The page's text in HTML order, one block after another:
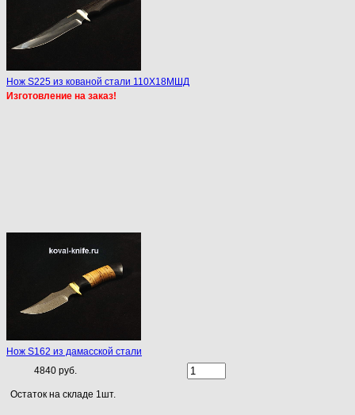
Нож S225 из кованой стали 110Х18МШД
Изготовление на заказ!
Нож S162 из дамасской стали
4840 руб.
Остаток на складе 1шт.